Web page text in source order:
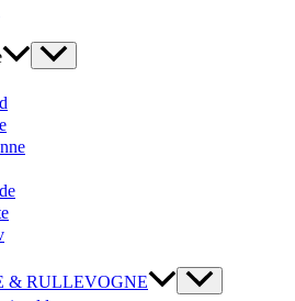
& RULLEVOGNE